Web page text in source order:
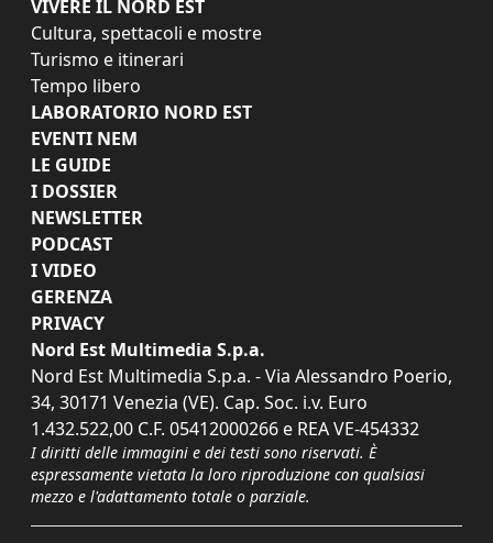
VIVERE IL NORD EST
Cultura, spettacoli e mostre
Turismo e itinerari
Tempo libero
LABORATORIO NORD EST
EVENTI NEM
LE GUIDE
I DOSSIER
NEWSLETTER
PODCAST
I VIDEO
GERENZA
PRIVACY
Nord Est Multimedia S.p.a.
Nord Est Multimedia S.p.a. - Via Alessandro Poerio,
34, 30171 Venezia (VE). Cap. Soc. i.v. Euro
1.432.522,00 C.F. 05412000266 e REA VE-454332
I diritti delle immagini e dei testi sono riservati. È
espressamente vietata la loro riproduzione con qualsiasi
mezzo e l'adattamento totale o parziale.